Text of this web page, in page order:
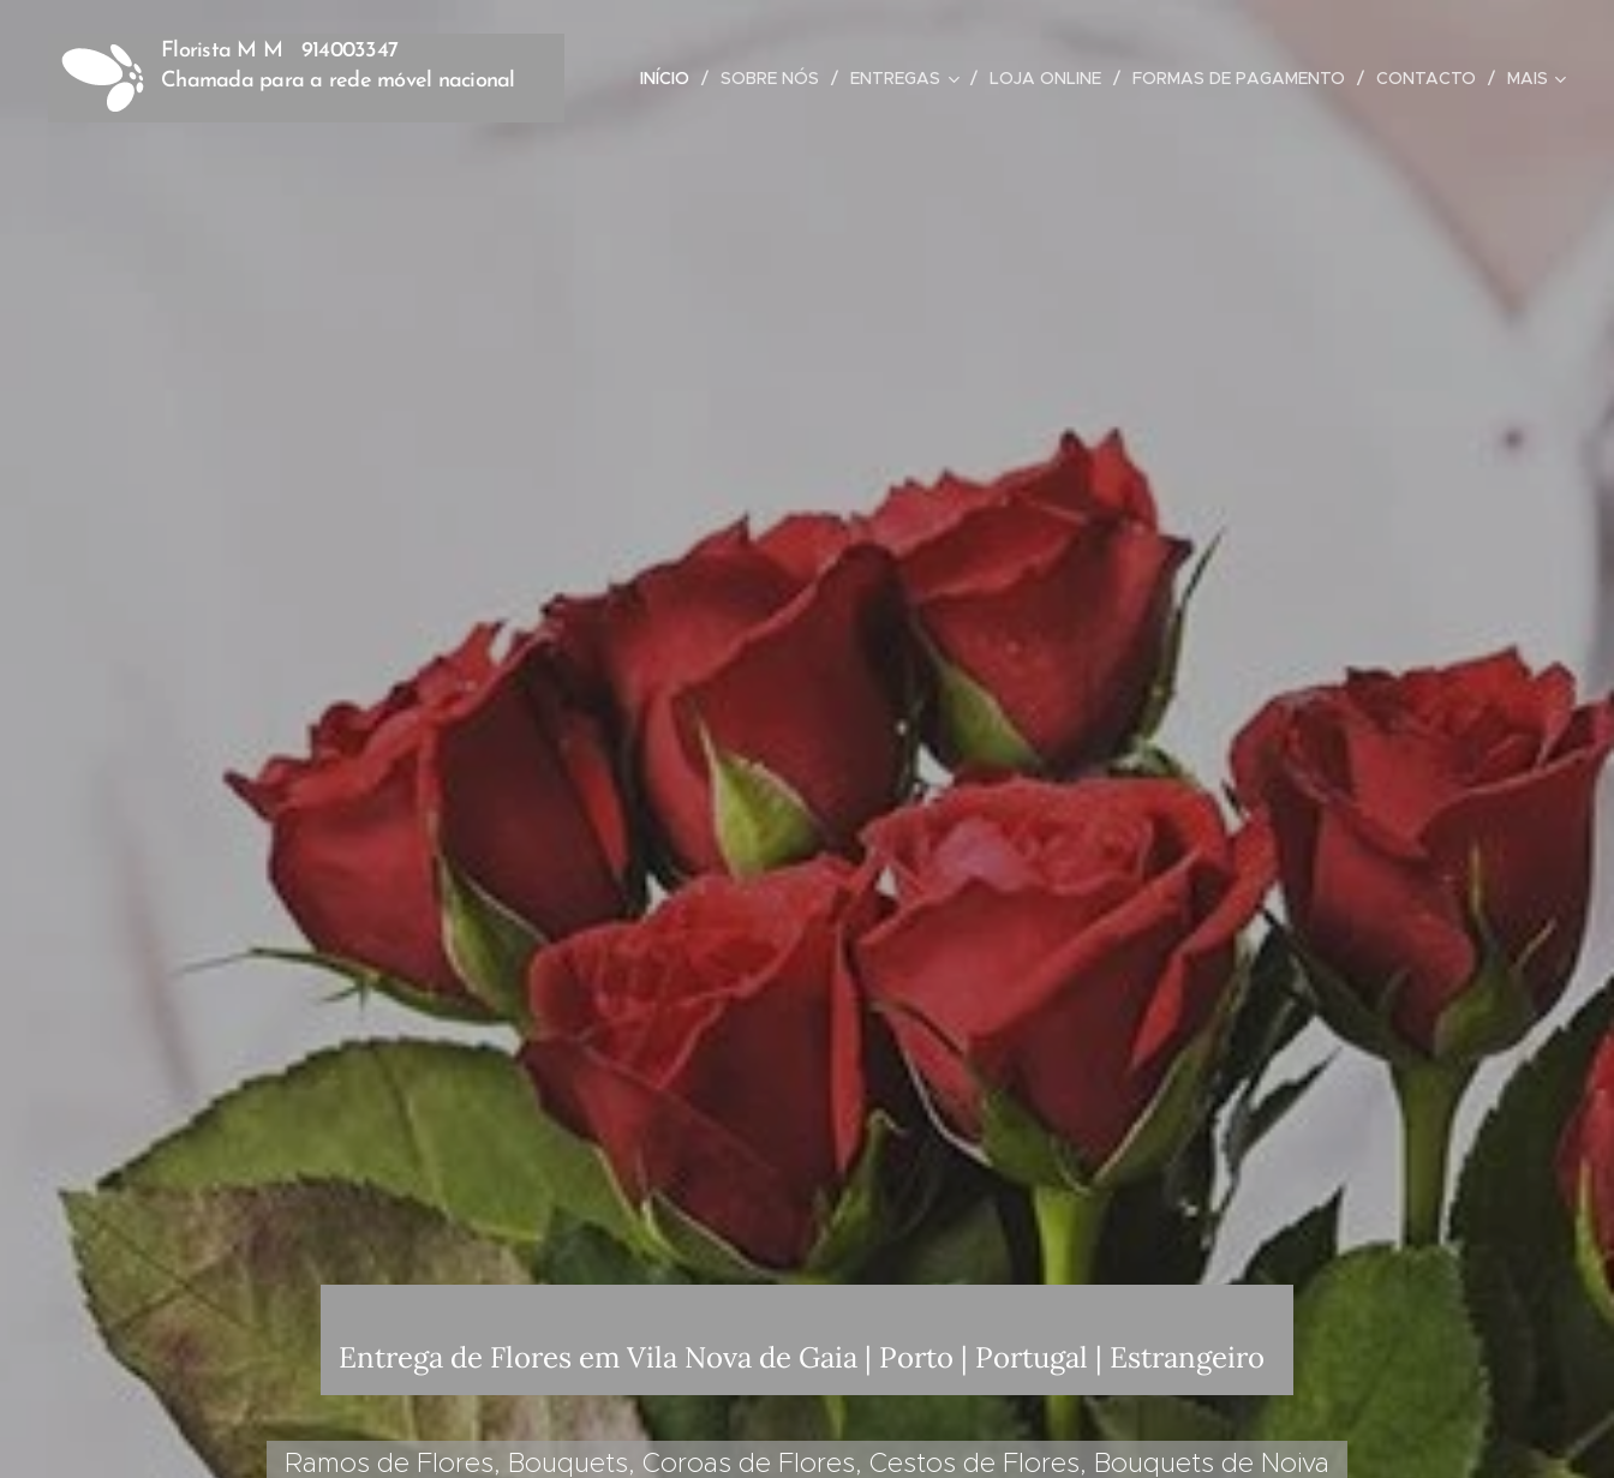
Florista M M 914003347
Chamada para a rede móvel nacional
INÍCIO SOBRE NÓS ENTREGAS LOJA ONLINE FORMAS DE PAGAMENTO CONTACTO MAIS
Entrega de Flores em Vila Nova de Gaia | Porto | Portugal | Estrangeiro
Ramos de Flores, Bouquets, Coroas de Flores, Cestos de Flores, Bouquets de Noiva